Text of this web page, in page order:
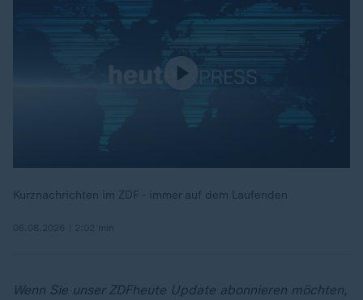
Kurznachrichten im ZDF - immer auf dem Laufenden
Wenn Sie unser ZDFheute Update abonnieren möchten,